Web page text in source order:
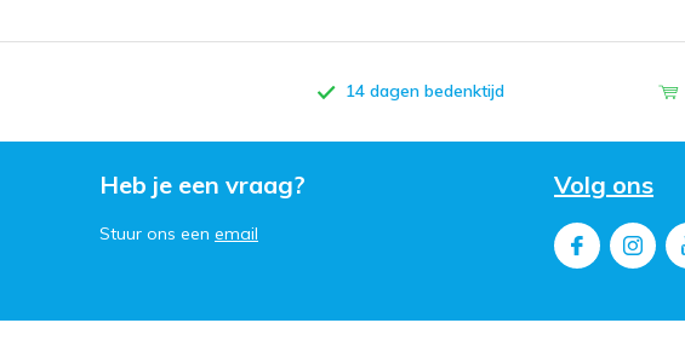
14 dagen bedenktijd
Heb je een vraag?
Stuur ons een email
Volg ons